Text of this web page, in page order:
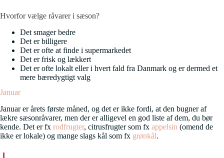
Hvorfor vælge råvarer i sæson?
Det smager bedre
Det er billigere
Det er ofte at finde i supermarkedet
Det er frisk og lækkert
Det er ofte lokalt eller i hvert fald fra Danmark og er dermed et
mere bæredygtigt valg
Januar
Januar er årets første måned, og det er ikke fordi, at den bugner af
lækre sæsonråvarer, men der er alligevel en god liste af dem, du bør
kende. Det er fx rodfrugter, citrusfrugter som fx appelsin (omend de
ikke er lokale) og mange slags kål som fx grønkål.